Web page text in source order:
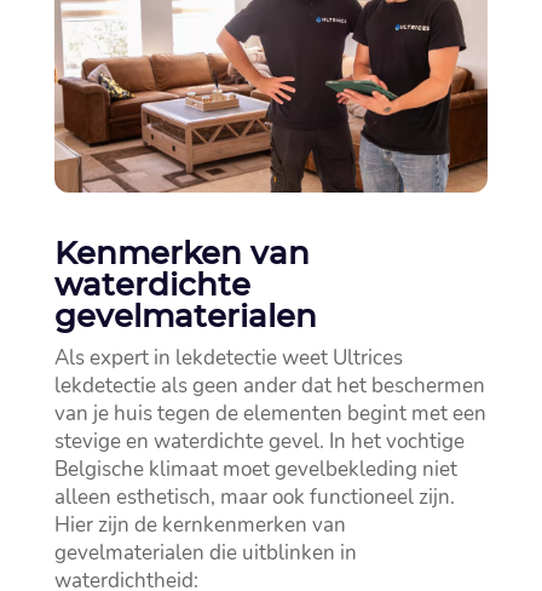
Kenmerken van
waterdichte
gevelmaterialen
Als expert in lekdetectie weet Ultrices
lekdetectie als geen ander dat het beschermen
van je huis tegen de elementen begint met een
stevige en waterdichte gevel.​ In het vochtige
Belgische klimaat moet gevelbekleding niet
alleen esthetisch, maar ook functioneel zijn.​
Hier zijn de kernkenmerken van
gevelmaterialen die uitblinken in
waterdichtheid: